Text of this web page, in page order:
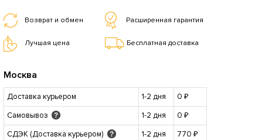
Возврат и обмен Расширенная гарантия
Лучшая цена Бесплатная доставка
Москва
Доставка курьером 1-2 дня
0 ₽
Самовывоз
? 1-2 дня
0 ₽
СДЭК (Доставка курьером)
? 1-2 дня
770 ₽